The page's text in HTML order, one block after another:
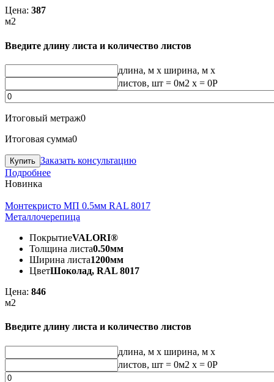
Цена: 387
м2
Введите длину листа и количество листов
длина, м x ширина, м x
листов, шт = 0м2 x = 0Р
Итоговый метраж0
Итоговая сумма0
Заказать консультацию
Подробнее
Новинка
Монтекристо МП 0.5мм RAL 8017
Металлочерепица
ПокрытиеVALORI®
Толщина листа0.50мм
Ширина листа1200мм
ЦветШоколад, RAL 8017
Цена: 846
м2
Введите длину листа и количество листов
длина, м x ширина, м x
листов, шт = 0м2 x = 0Р